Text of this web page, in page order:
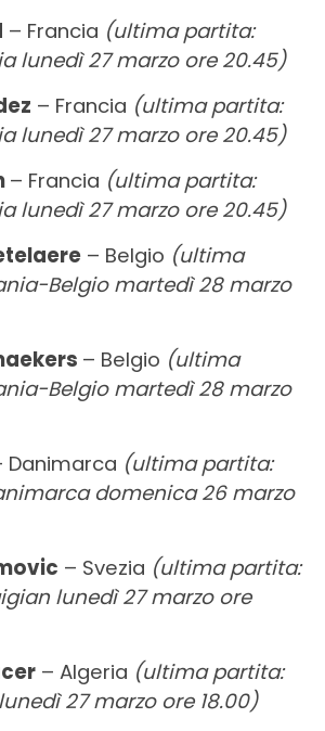
– Francia (ultima partita:
lunedì 27 marzo ore 20.45)
– Francia (ultima partita:
lunedì 27 marzo ore 20.45)
– Francia (ultima partita:
lunedì 27 marzo ore 20.45)
– Belgio (ultima
Belgio martedì 28 marzo
– Belgio (ultima
Belgio martedì 28 marzo
(ultima partita:
domenica 26 marzo
– Svezia (ultima partita:
lunedì 27 marzo ore
– Algeria (ultima partita:
27 marzo ore 18.00)